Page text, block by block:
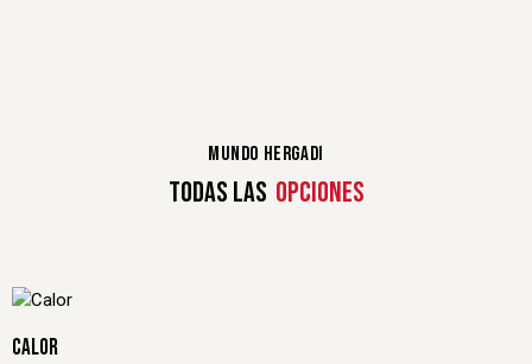
MUNDO HERGADI
TODAS LAS OPCIONES
CALOR